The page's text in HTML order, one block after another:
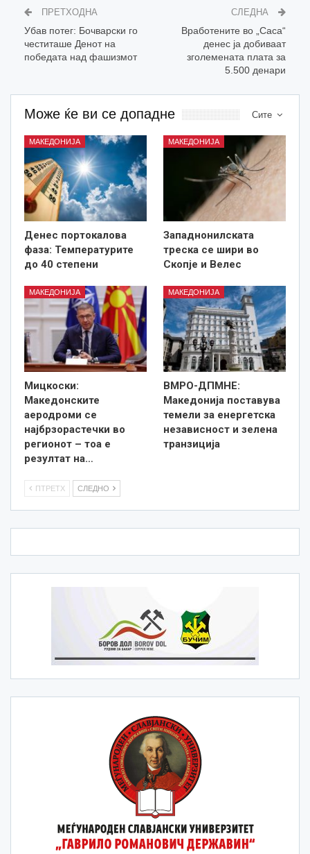
ПРЕТХОДНА
Убав потег: Бочварски го
честиташе Денот на
победата над фашизмот
СЛЕДНА
Вработените во „Саса“
денес ја добиваат
зголемената плата за
5.500 денари
Сите
Може ќе ви се допадне
МАКЕДОНИЈА
Денес портокалова
фаза: Температурите
до 40 степени
МАКЕДОНИЈА
Западнонилската
треска се шири во
Скопје и Велес
МАКЕДОНИЈА
Мицкоски:
Македонските
аеродроми се
најбрзорастечки во
регионот – тоа е
резултат на…
МАКЕДОНИЈА
ВМРО-ДПМНЕ:
Македонија поставува
темели за енергетска
независност и зелена
транзиција
ПТРЕТХ СЛЕДНО